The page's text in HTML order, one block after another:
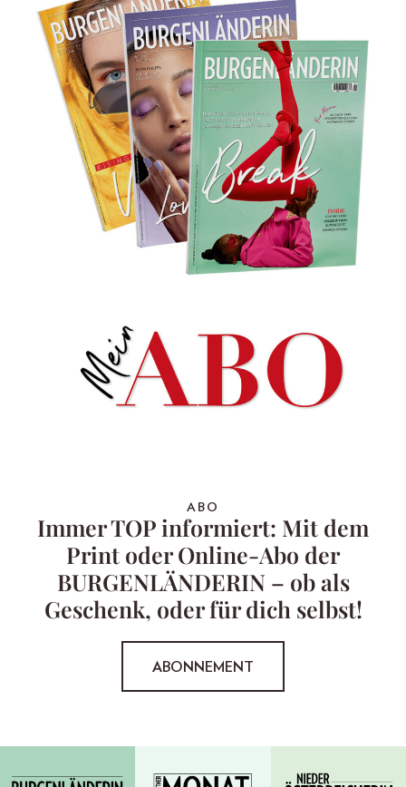
ABO
Immer TOP informiert: Mit dem
Print oder Online-Abo der
BURGENLÄNDERIN – ob als
Geschenk, oder für dich selbst!
ABONNEMENT